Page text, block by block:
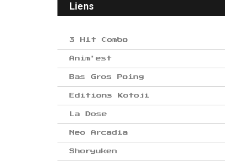
Liens
3 Hit Combo
Anim'est
Bas Gros Poing
Editions Kotoji
La Dose
Neo Arcadia
Shoryuken